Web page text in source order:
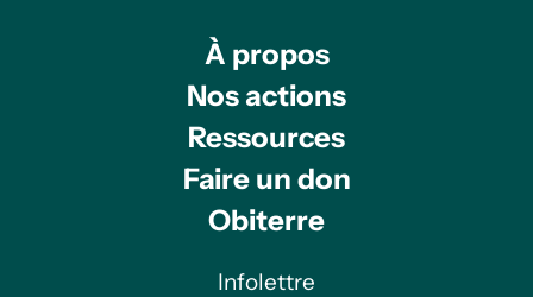
À propos
Nos actions
Ressources
Faire un don
Obiterre
Infolettre